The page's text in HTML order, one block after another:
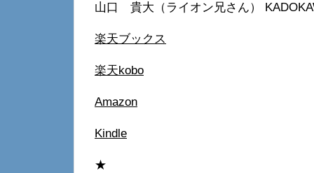
山口 貴大（ライオン兄さん）
楽天ブックス
楽天kobo
Amazon
Kindle
★